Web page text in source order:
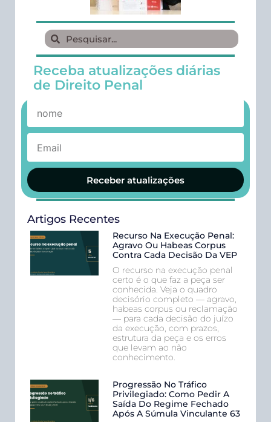
Receba atualizações diárias
de Direito Penal
Receber atualizações
Artigos Recentes
Recurso Na Execução Penal:
Agravo Ou Habeas Corpus
Contra Cada Decisão Da VEP
O recurso na execução penal
certo é o que faz a peça ser
conhecida. Veja o quadro
decisório completo — agravo,
habeas corpus ou reclamação
— para cada decisão do juízo
da execução, com prazos,
estrutura da peça e os erros
que levam ao não
conhecimento.
Progressão No Tráfico
Privilegiado: Como Pedir A
Saída Do Regime Fechado
Após A Súmula Vinculante 63